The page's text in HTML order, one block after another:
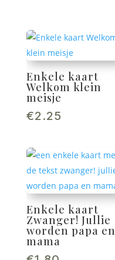
Enkele kaart
Welkom klein
meisje
€2.25
Enkele kaart
Zwanger! Jullie
worden papa en
mama